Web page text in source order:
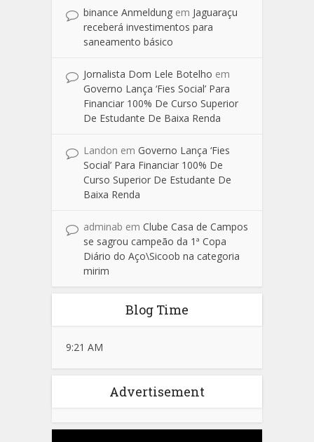
binance Anmeldung em Jaguaraçu
receberá investimentos para
saneamento básico
Jornalista Dom Lele Botelho em
Governo Lança ‘Fies Social’ Para
Financiar 100% De Curso Superior
De Estudante De Baixa Renda
Landon em Governo Lança ‘Fies
Social’ Para Financiar 100% De
Curso Superior De Estudante De
Baixa Renda
adminab em Clube Casa de Campos
se sagrou campeão da 1ª Copa
Diário do Aço\Sicoob na categoria
mirim
Blog Time
9:21 AM
Advertisement